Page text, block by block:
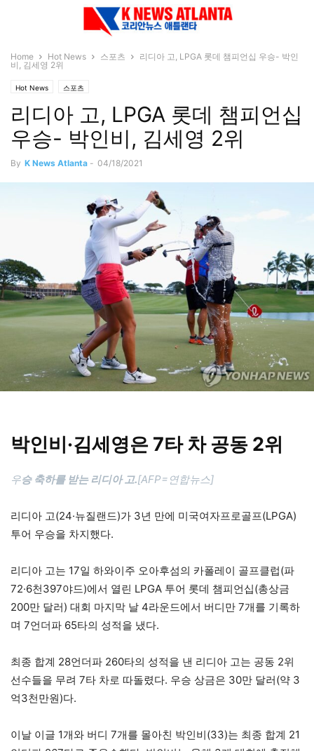
Home Hot News 스포츠
리디아 고, LPGA 롯데 챔피언십 우승- 박인
비, 김세영 2위
Hot News 스포츠
리디아 고, LPGA 롯데 챔피언십
우승- 박인비, 김세영 2위
By K News Atlanta - 04/18/2021
박인비·김세영은 7타 차 공동 2위
우승 축하를 받는 리디아 고.[AFP=연합뉴스]
리디아 고(24·뉴질랜드)가 3년 만에 미국여자프로골프(LPGA)
투어 우승을 차지했다.
리디아 고는 17일 하와이주 오아후섬의 카폴레이 골프클럽(파
72·6천397야드)에서 열린 LPGA 투어 롯데 챔피언십(총상금
200만 달러) 대회 마지막 날 4라운드에서 버디만 7개를 기록하
며 7언더파 65타의 성적을 냈다.
최종 합계 28언더파 260타의 성적을 낸 리디아 고는 공동 2위
선수들을 무려 7타 차로 따돌렸다. 우승 상금은 30만 달러(약 3
억3천만원)다.
이날 이글 1개와 버디 7개를 몰아친 박인비(33)는 최종 합계 21